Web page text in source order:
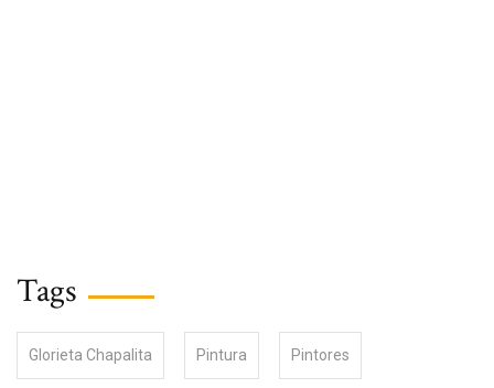
Tags
Glorieta Chapalita Pintura Pintores